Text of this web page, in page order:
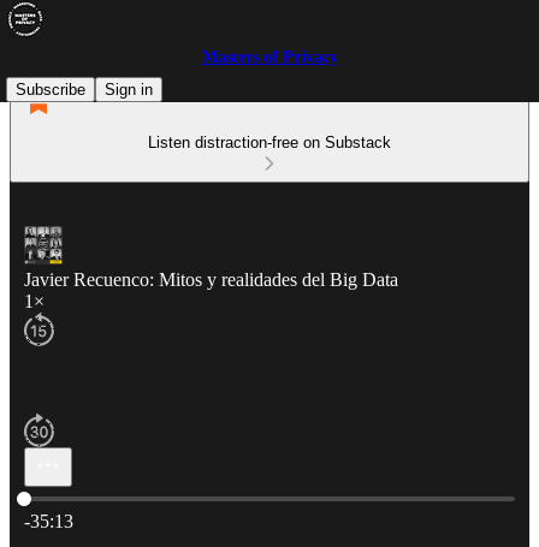
Masters of Privacy
Subscribe
Sign in
Listen distraction-free on Substack
Javier Recuenco: Mitos y realidades del Big Data
1×
Current time: 0:00 / Total time: -35:13
-35:13